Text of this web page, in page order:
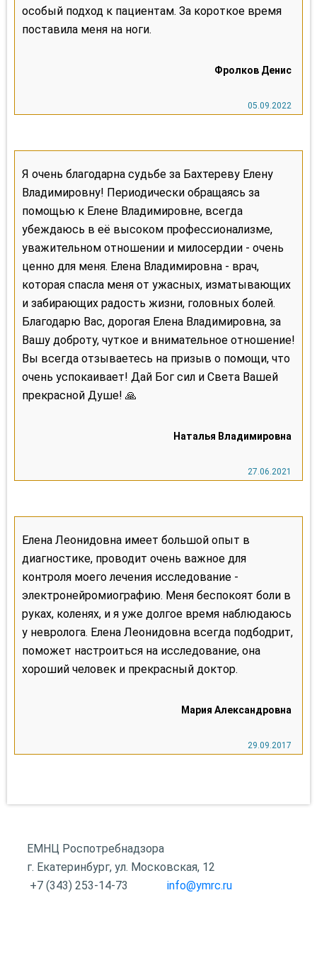
особый подход к пациентам. За короткое время
поставила меня на ноги.
Я очень благодарна судьбе за Бахтереву Елену
Владимировну! Периодически обращаясь за
помощью к Елене Владимировне, всегда
убеждаюсь в её высоком профессионализме,
уважительном отношении и милосердии - очень
ценно для меня. Елена Владимировна - врач,
которая спасла меня от ужасных, изматывающих
и забирающих радость жизни, головных болей.
Благодарю Вас, дорогая Елена Владимировна, за
Вашу доброту, чуткое и внимательное отношение!
Вы всегда отзываетесь на призыв о помощи, что
очень успокаивает! Дай Бог сил и Света Вашей
прекрасной Душе! 🙏
Елена Леонидовна имеет большой опыт в
диагностике, проводит очень важное для
контроля моего лечения исследование -
электронейромиографию. Меня беспокоят боли в
руках, коленях, и я уже долгое время наблюдаюсь
у невролога. Елена Леонидовна всегда подбодрит,
поможет настроиться на исследование, она
хороший человек и прекрасный доктор.
ЕМНЦ Роспотребнадзора
г. Екатеринбург, ул. Московская, 12
+7 (343) 253-14-73
info@ymrc.ru